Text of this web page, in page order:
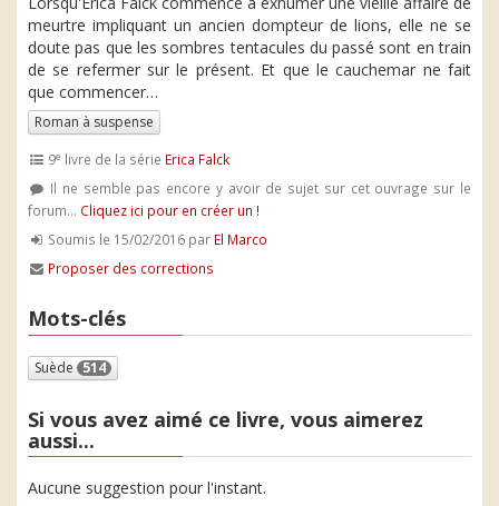
meurtre impliquant un ancien dompteur de lions, elle ne se
doute pas que les sombres tentacules du passé sont en train
de se refermer sur le présent. Et que le cauchemar ne fait
que commencer…
Roman à suspense
9e livre de la série Erica Falck
Il ne semble pas encore y avoir de sujet sur cet ouvrage sur le
forum... Cliquez ici pour en créer un !
Soumis le 15/02/2016 par El Marco
Proposer des corrections
Mots-clés
Suède 514
Si vous avez aimé ce livre, vous aimerez
aussi...
Aucune suggestion pour l'instant.